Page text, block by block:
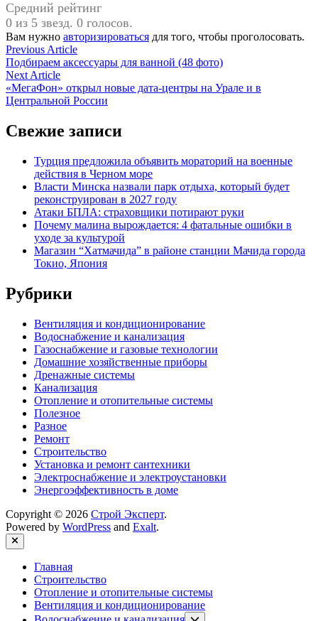
Средний рейтинг
0 из 5 звезд. 0 голосов.
Вам нужно авторизироваться для того, чтобы проголосовать.
Навигация
по
записям
Previous ArticlePrevious
article:
Подбираем аксессуары для ванной (48 фото)
Next ArticleNext
article:
«МегаФон» открыл новые дата‑центры на Урале и в
Центральной России
Свежие записи
Турция предложила объявить мораторий на военные
действия в Черном море
Власти Минска назвали парк отдыха, который будет
реконструирован в 2027 году
Атаки БПЛА: страховщики потирают руки
Почему малина вырождается: 4 фатальные ошибки в
уходе за культурой
Магазин “Хатмачида” в районе станции Мачида города
Токио, Япония
Рубрики
Вентиляция и кондиционирование
Водоснабжение и канализация
Газоснабжение и газовые технологии
Домашние хозяйственные приборы
Дренажные системы
Канализация
Отопление и отопительные системы
Полезное
Разное
Ремонт
Строительство
Установка и ремонт сантехники
Электроснабжение и электроустановки
Энергоэффективность в доме
Copyright © 2026 Строй Эксперт.
Powered by WordPress and Exalt.
Close
Главная
Строительство
Отопление и отопительные системы
Вентиляция и кондиционирование
Show